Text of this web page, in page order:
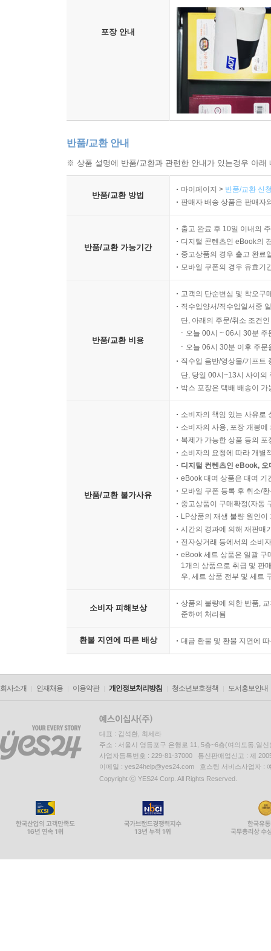
포장 안내
반품/교환 안내
※ 상품 설명에 반품/교환과 관련한 안내가 있는경우 아
반품/교환 방법
마이페이지 > 반품/교환 신
판매자 배송 상품은 판매자
반품/교환 가능기간
출고 완료 후 10일 이내의
디지털 콘텐츠인 eBook의
중고상품의 경우 출고 완료
모바일 쿠폰의 경우 유효기
반품/교환 비용
고객의 단순변심 및 착오구
직수입양서/직수입일서중
단, 아래의 주문/취소 조건
오늘 00시 ~ 06시 30분
오늘 06시 30분 이후 주
직수입 음반/영상물/기프트
단, 당일 00시~13시 사이의
박스 포장은 택배 배송이
반품/교환 불가사유
소비자의 책임 있는 사유로
소비자의 사용, 포장 개봉
복제가 가능한 상품 등의
소비자의 요청에 따라 개별
디지털 컨텐츠인 eBook,
eBook 대여 상품은 대여 기
모바일 쿠폰 등록 후 취소/
중고상품이 구매확정(자동
LP상품의 재생 불량 원인
시간의 경과에 의해 재판매
전자상거래 등에서의 소비
eBook 세트 상품은 일괄 구
1개의 상품으로 취급 및 판
우, 세트 상품 전부 및 세트
소비자 피해보상
상품의 불량에 의한 반품,
준하여 처리됨
환불 지연에 따른 배상 대금 환불 및 환불 지연에
회사소개 인재채용 이용약관 개인정보처리방침 청소년보호정책 도서홍보안내
대표 : 김석환, 최세라
주소 : 서울시 영등포구 은행로 11, 5층~6층(여의도동,일신
사업자등록번호 : 229-81-37000 통신판매업신고 : 제
이메일 : yes24help@yes24.com 호스팅 서비스사업자 :
Copyright ⓒ YES24 Corp. All Rights Reserved.